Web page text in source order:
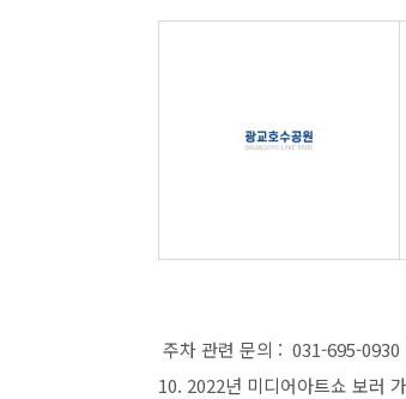
주차 관련 문의 : 031-695-0930
10. 2022년 미디어아트쇼 보러